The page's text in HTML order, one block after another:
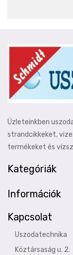
Üzleteinkben
strandcikkeket,
termékeket és
Kategóriák
Információk
Kapcsolat
Uszodatechnika
Köztársaság u. 2.